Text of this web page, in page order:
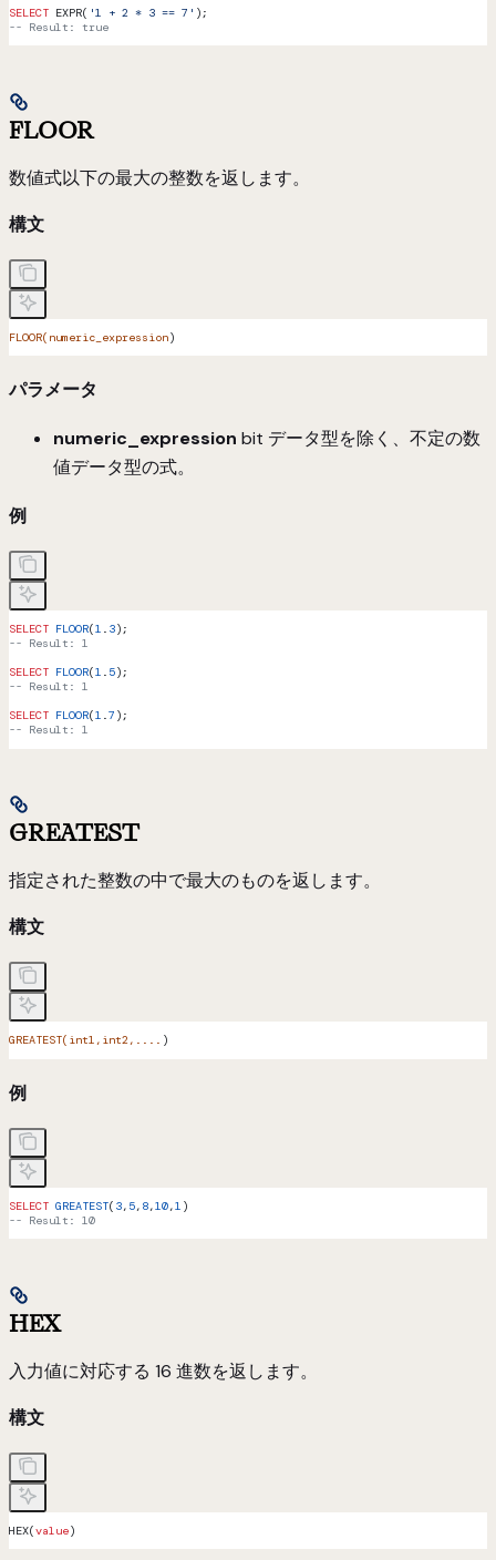
SELECT EXPR( '1 + 2 * 3 == 7' );
-- Result: true
FLOOR
数値式以下の最大の整数を返します。
構文
FLOOR(numeric_expression)
パラメータ
numeric_expression bit データ型を除く、不定の数
値データ型の式。
例
SELECT FLOOR(1 . 3);
-- Result: 1
SELECT FLOOR(1 . 5);
-- Result: 1
SELECT FLOOR(1 .7 );
-- Result: 1
GREATEST
指定された整数の中で最大のものを返します。
構文
GREATEST(int1,int2,.... )
例
SELECT GREATEST( 3, 5, 8,10,1 )
-- Result: 10
HEX
入力値に対応する 16 進数を返します。
構文
HEX(value)